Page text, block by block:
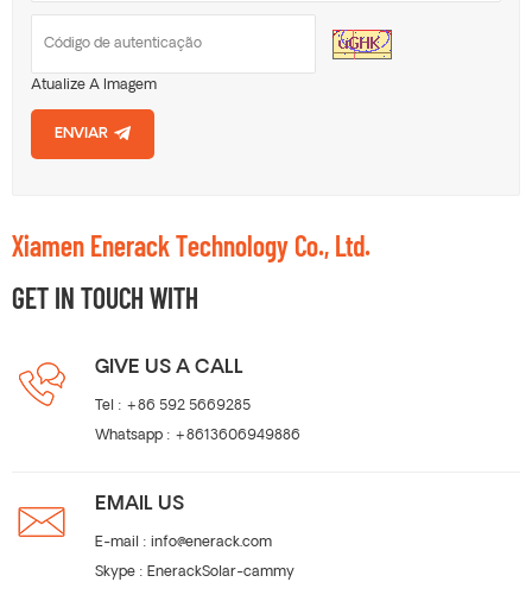
Atualize A Imagem
ENVIAR
Xiamen Enerack Technology Co., Ltd.
GET IN TOUCH WITH
GIVE US A CALL
Tel : +86 592 5669285
Whatsapp : +8613606949886
EMAIL US
E-mail : info@enerack.com
Skype : EnerackSolar-cammy